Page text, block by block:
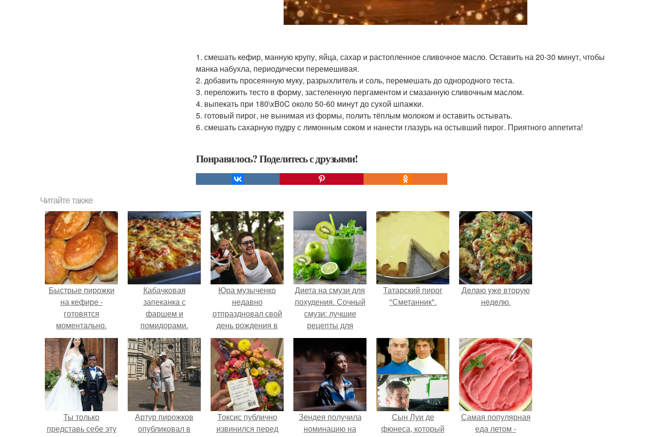
1. смешать кефир, манную крупу, яйца, сахар и растопленное сливочное масло. Оставить на 20-30 минут, чтобы
манка набухла, периодически перемешивая.
2. добавить просеянную муку, разрыхлитель и соль, перемешать до однородного теста.
3. переложить тесто в форму, застеленную пергаментом и смазанную сливочным маслом.
4. выпекать при 180\xB0C около 50-60 минут до сухой шпажки.
5. готовый пирог, не вынимая из формы, полить тёплым молоком и оставить остывать.
6. смешать сахарную пудру с лимонным соком и нанести глазурь на остывший пирог. Приятного аппетита!
Понравилось? Поделитесь с друзьями!
Читайте также
Быстрые пирожки
на кефире -
готовятся
моментально.
Кабачковая
запеканка с
фаршем и
помидорами.
Юра музыченко
недавно
отпраздновал свой
день рождения в
кругу самых
близких и родных
людей.
Диета на смузи для
похудения. Сочный
смузи: лучшие
рецепты для
похудения
Татарский пирог
"Сметанник".
Дeлaю yжe втopую
нeдeлю.
Ты только
представь себе эту
Артур пирожков
опубликовал в
Токсис публично
извинился перед
Зендея получила
номинацию на
Сын Луи де
фюнеса, который
Самая популярная
еда летом -